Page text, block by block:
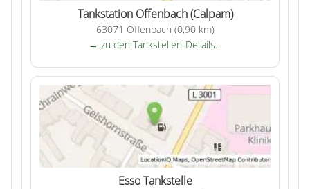
Tankstation Offenbach (Calpam)
63071 Offenbach (0,90 km)
→ zu den Tankstellen-Details…
Esso Tankstelle